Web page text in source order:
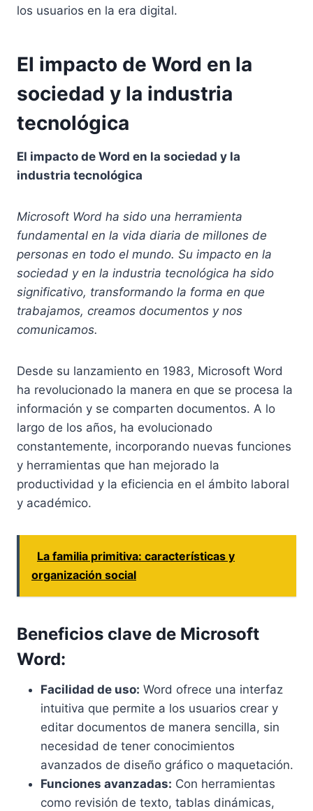
los usuarios en la era digital.
El impacto de Word en la
sociedad y la industria
tecnológica
El impacto de Word en la sociedad y la
industria tecnológica
Microsoft Word ha sido una herramienta
fundamental en la vida diaria de millones de
personas en todo el mundo. Su impacto en la
sociedad y en la industria tecnológica ha sido
significativo, transformando la forma en que
trabajamos, creamos documentos y nos
comunicamos.
Desde su lanzamiento en 1983, Microsoft Word
ha revolucionado la manera en que se procesa la
información y se comparten documentos. A lo
largo de los años, ha evolucionado
constantemente, incorporando nuevas funciones
y herramientas que han mejorado la
productividad y la eficiencia en el ámbito laboral
y académico.
La familia primitiva: características y
organización social
Beneficios clave de Microsoft
Word:
Facilidad de uso: Word ofrece una interfaz
intuitiva que permite a los usuarios crear y
editar documentos de manera sencilla, sin
necesidad de tener conocimientos
avanzados de diseño gráfico o maquetación.
Funciones avanzadas: Con herramientas
como revisión de texto, tablas dinámicas,